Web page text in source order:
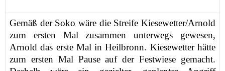
Gemäß der Soko wäre die Streife Kiesewetter/Arnold
zum ersten Mal zusammen unterwegs gewesen,
Arnold das erste Mal in Heilbronn. Kiesewetter hätte
zum ersten Mal Pause auf der Festwiese gemacht.